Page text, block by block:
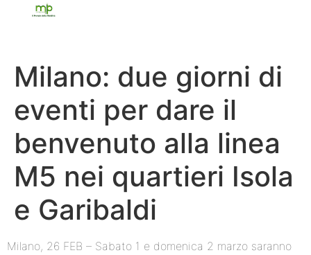
Milano: due giorni di
eventi per dare il
benvenuto alla linea
M5 nei quartieri Isola
e Garibaldi
Milano, 26 FEB – Sabato 1 e domenica 2 marzo saranno